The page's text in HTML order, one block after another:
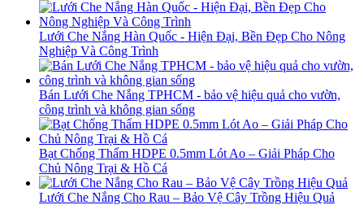
Lưới Che Nắng Hàn Quốc - Hiện Đại, Bền Đẹp Cho Nông
Nghiệp Và Công Trình
Bán Lưới Che Nắng TPHCM - bảo vệ hiệu quả cho vườn,
công trình và không gian sống
Bạt Chống Thấm HDPE 0.5mm Lót Ao – Giải Pháp Cho
Chủ Nông Trại & Hồ Cá
Lưới Che Nắng Cho Rau – Bảo Vệ Cây Trồng Hiệu Quả